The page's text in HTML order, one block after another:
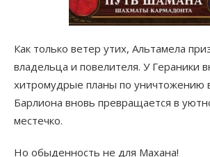
Как только ветер утих, Альтамела
владельца и повелителя. У Гераники
хитромудрые планы по уничтожению
Барлиона вновь превращается в
местечко.
Но обыденность не для Махана!